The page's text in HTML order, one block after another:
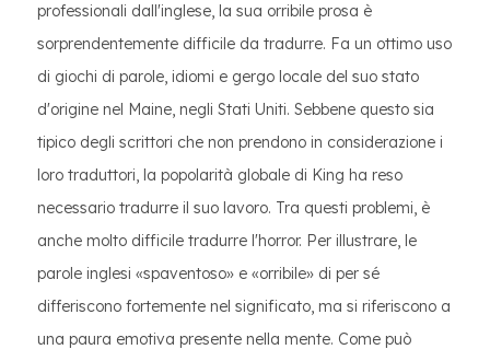
professionali dall'inglese, la sua orribile prosa è
sorprendentemente difficile da tradurre. Fa un ottimo uso
di giochi di parole, idiomi e gergo locale del suo stato
d'origine nel Maine, negli Stati Uniti. Sebbene questo sia
tipico degli scrittori che non prendono in considerazione i
loro traduttori, la popolarità globale di King ha reso
necessario tradurre il suo lavoro. Tra questi problemi, è
anche molto difficile tradurre l'horror. Per illustrare, le
parole inglesi «spaventoso» e «orribile» di per sé
differiscono fortemente nel significato, ma si riferiscono a
una paura emotiva presente nella mente. Come può